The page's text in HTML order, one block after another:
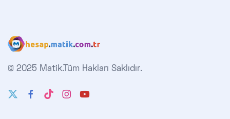
© 2025 Matik.Tüm Hakları Saklıdır.